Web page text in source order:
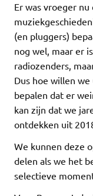
Er was vroeger
(en pluggers)
nog wel, maar er
radiozenders,
Dus hoe willen
bepalen dat er
kan zijn dat we
ontdekken uit
We kunnen deze
delen als we het
selectieve